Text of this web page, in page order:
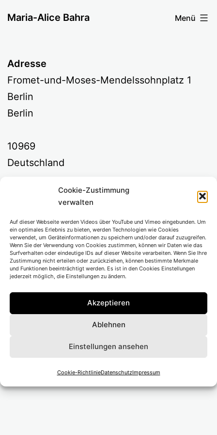
Cookie-Zustimmung
verwalten
Auf dieser Webseite werden Videos über YouTube und Vimeo eingebunden. Um
ein optimales Erlebnis zu bieten, werden Technologien wie Cookies
verwendet, um Geräteinformationen zu speichern und/oder darauf zuzugreifen.
Wenn Sie der Verwendung von Cookies zustimmen, können wir Daten wie das
Surfverhalten oder eindeutige IDs auf dieser Website verarbeiten. Wenn Sie Ihre
Zustimmung nicht erteilen oder zurückziehen, können bestimmte Merkmale
und Funktionen beeinträchtigt werden. Es ist in den Cookies Einstellungen
jederzeit möglich, die Einstellungen zu ändern.
Akzeptieren
Ablehnen
Einstellungen ansehen
Cookie-RichtlinieDatenschutzImpressum
Inhalt
Maria-Alice Bahra Menü
Adresse
Fromet-und-Moses-Mendelssohnplatz 1
Berlin
Berlin
10969
Deutschland
Kommende Veranstaltungen
Ort</li>
Beitragsnavigation
Vorheriger Beitrag
Theater Chemnitz
Nächster Beitrag